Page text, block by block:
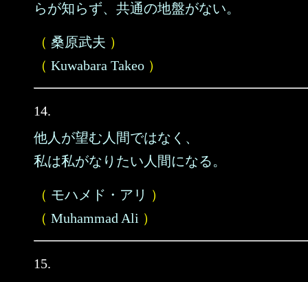
らが知らず、共通の地盤がない。
（ 桑原武夫 ）
（ Kuwabara Takeo ）
14.
他人が望む人間ではなく、
私は私がなりたい人間になる。
（ モハメド・アリ ）
（ Muhammad Ali ）
15.